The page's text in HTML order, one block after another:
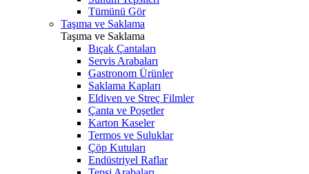
Tümünü Gör
Taşıma ve Saklama
Taşıma ve Saklama
Bıçak Çantaları
Servis Arabaları
Gastronom Ürünler
Saklama Kapları
Eldiven ve Streç Filmler
Çanta ve Poşetler
Karton Kaseler
Termos ve Suluklar
Çöp Kutuları
Endüstriyel Raflar